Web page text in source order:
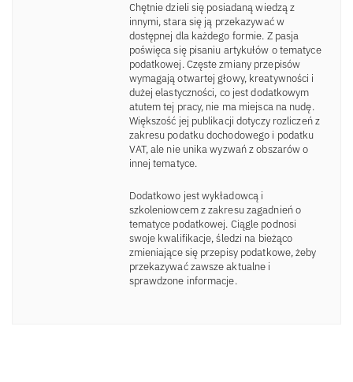
Chętnie dzieli się posiadaną wiedzą z
innymi, stara się ją przekazywać w
dostępnej dla każdego formie. Z pasja
poświęca się pisaniu artykułów o tematyce
podatkowej. Częste zmiany przepisów
wymagają otwartej głowy, kreatywności i
dużej elastyczności, co jest dodatkowym
atutem tej pracy, nie ma miejsca na nudę.
Większość jej publikacji dotyczy rozliczeń z
zakresu podatku dochodowego i podatku
VAT, ale nie unika wyzwań z obszarów o
innej tematyce.
Dodatkowo jest wykładowcą i
szkoleniowcem z zakresu zagadnień o
tematyce podatkowej. Ciągle podnosi
swoje kwalifikacje, śledzi na bieżąco
zmieniające się przepisy podatkowe, żeby
przekazywać zawsze aktualne i
sprawdzone informacje.